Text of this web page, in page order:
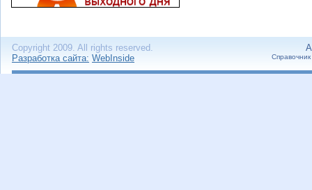
Copyright 2009. All rights reserved.
Разработка сайта: WebInside